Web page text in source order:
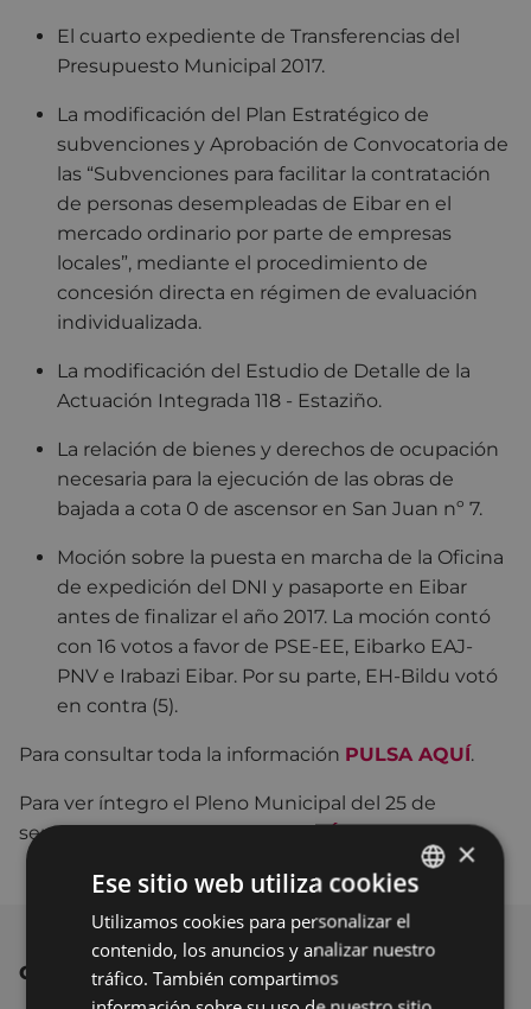
El cuarto expediente de Transferencias del
Presupuesto Municipal 2017.
La modificación del Plan Estratégico de
subvenciones y Aprobación de Convocatoria de
las “Subvenciones para facilitar la contratación
de personas desempleadas de Eibar en el
mercado ordinario por parte de empresas
locales”, mediante el procedimiento de
concesión directa en régimen de evaluación
individualizada.
La modificación del Estudio de Detalle de la
Actuación Integrada 118 - Estaziño.
La relación de bienes y derechos de ocupación
necesaria para la ejecución de las obras de
bajada a cota 0 de ascensor en San Juan nº 7.
Moción sobre la puesta en marcha de la Oficina
de expedición del DNI y pasaporte en Eibar
antes de finalizar el año 2017. La moción contó
con 16 votos a favor de PSE-EE, Eibarko EAJ-
PNV e Irabazi Eibar. Por su parte, EH-Bildu votó
en contra (5).
Para consultar toda la información PULSA AQUÍ.
Para ver íntegro el Pleno Municipal del 25 de
septiembre de 2017PULSA AQUÍ.
OTRAS NOTICIAS
BASQUE
SPANISH
×
Ese sitio web utiliza cookies
Utilizamos cookies para personalizar el
contenido, los anuncios y analizar nuestro
tráfico. También compartimos